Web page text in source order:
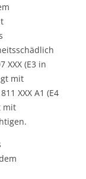
XXX (E3 in
mit
XXX A1 (E4
mit